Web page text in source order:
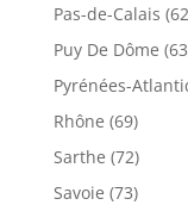
Pas-de-Calais
Puy De Dôme
Pyrénées-
Rhône (69)
Sarthe (72)
Savoie (73)